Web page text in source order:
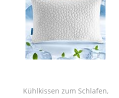
Kühlkissen zum Schlafen,